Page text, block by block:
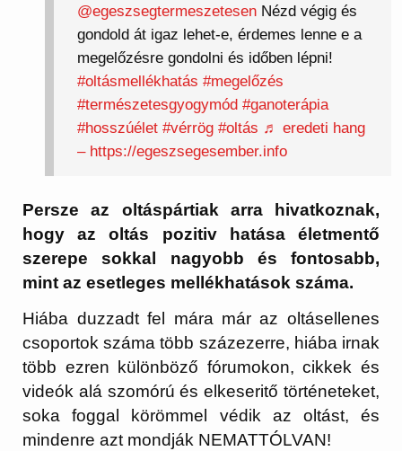
@egeszsegtermeszetesenNézd végig és
gondold át igaz lehet-e, érdemes lenne e a
megelőzésre gondolni és időben lépni!
#oltásmellékhatás #megelőzés
#természetesgyogymód #ganoterápia
#hosszúélet #vérrög #oltás ♬ eredeti hang
– https://egeszsegesember.info
Persze az oltáspártiak arra hivatkoznak,
hogy az oltás pozitiv hatása életmentő
szerepe sokkal nagyobb és fontosabb,
mint az esetleges mellékhatások száma.
Hiába duzzadt fel mára már az oltásellenes
csoportok száma több százezerre, hiába irnak
több ezren különböző fórumokon, cikkek és
videók alá szomórú és elkeseritő történeteket,
soka foggal körömmel védik az oltást, és
mindenre azt mondják NEMATTÓLVAN!